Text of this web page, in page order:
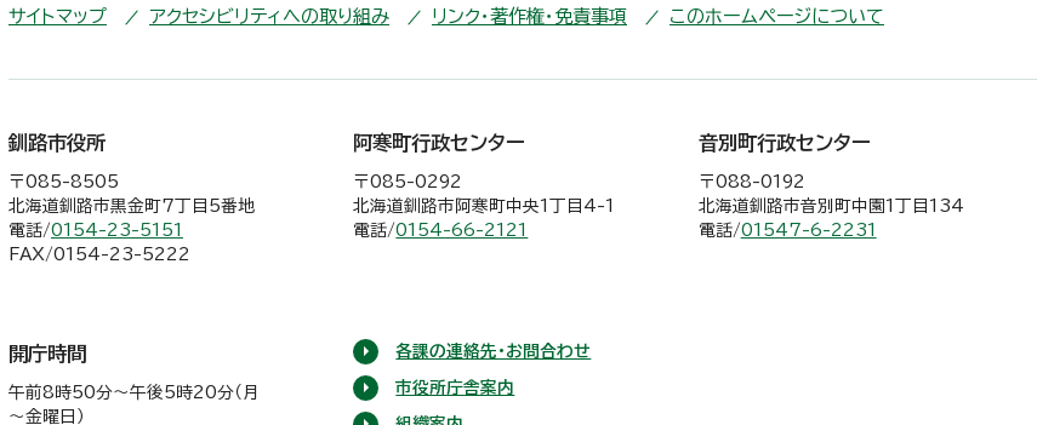
サイトマップ アクセシビリティへの取り組み リンク・著作権・免責事項 このホームページについて
釧路市役所
〒085-8505
北海道釧路市黒金町7丁目5番地
電話/0154-23-5151
FAX/0154-23-5222
阿寒町行政センター
〒085-0292
北海道釧路市阿寒町中央1丁目4-1
電話/0154-66-2121
音別町行政センター
〒088-0192
北海道釧路市音別町中園1丁目134
電話/01547-6-2231
開庁時間
午前8時50分～午後5時20分（月
～金曜日）
各課の連絡先・お問合わせ
市役所庁舎案内